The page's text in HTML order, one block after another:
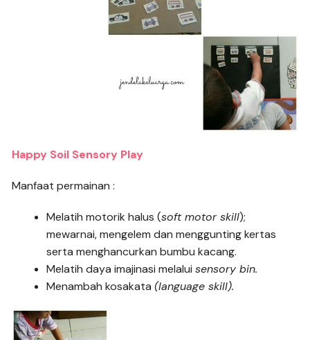
Happy Soil Sensory Play
Manfaat permainan :
Melatih motorik halus (soft motor skill);
mewarnai, mengelem dan menggunting kertas
serta menghancurkan bumbu kacang.
Melatih daya imajinasi melaluisensory bin.
Menambah kosakata(language skill).